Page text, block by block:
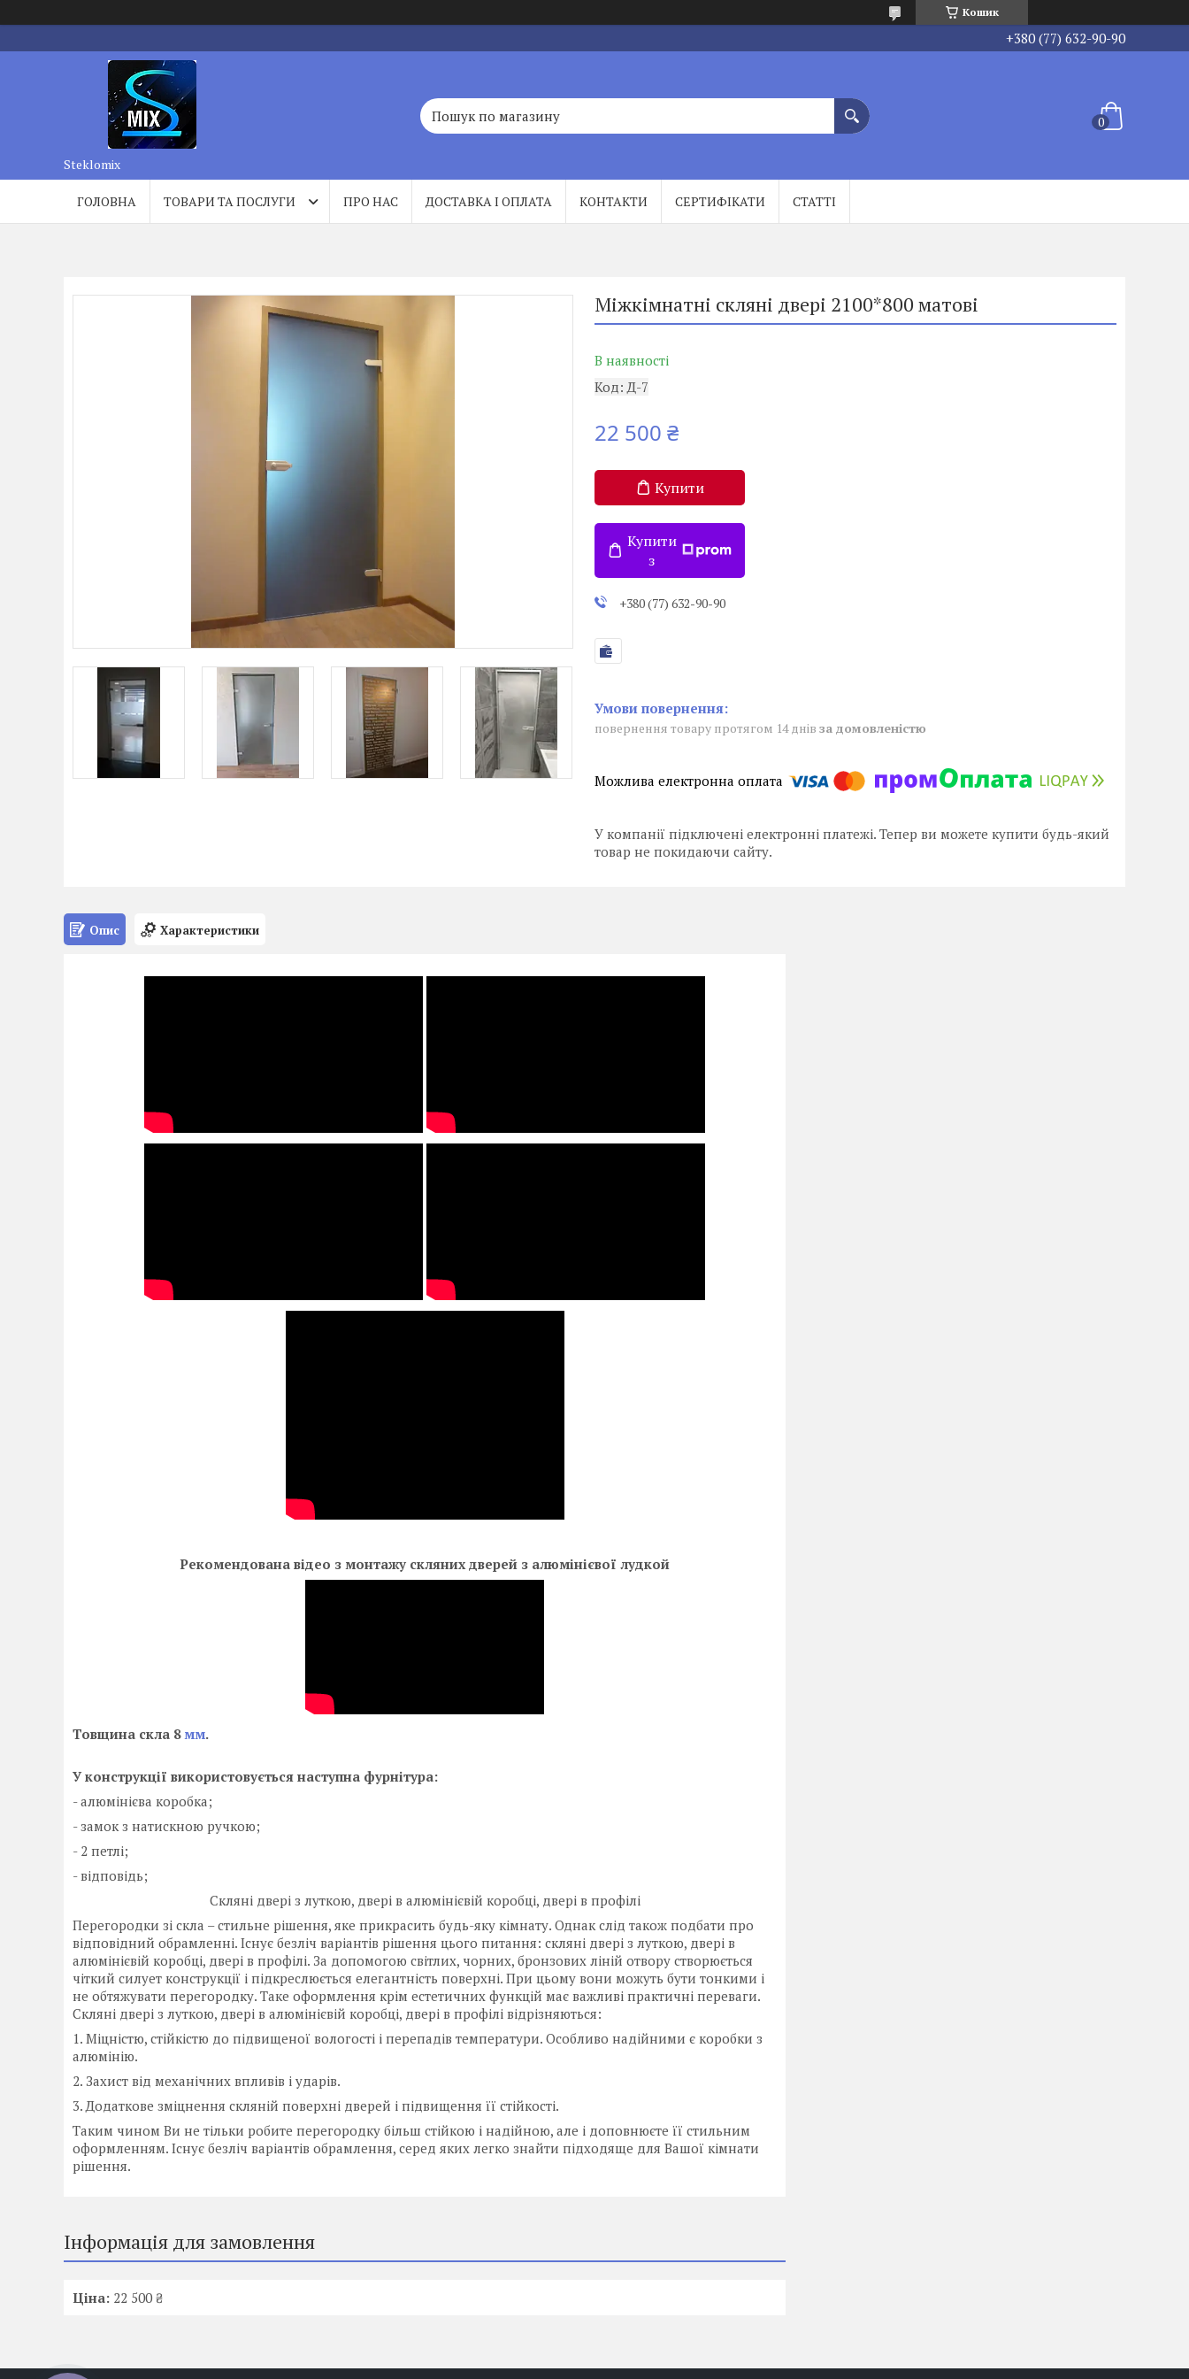
Кошик
+380 (77) 632-90-90
Steklomix
ГОЛОВНА ТОВАРИ ТА ПОСЛУГИ ПРО НАС ДОСТАВКА І ОПЛАТА КОНТАКТИ СЕРТИФІКАТИ СТАТТІ
Міжкімнатні скляні двері 2100*800 матові
В наявності
Код:Д-7
22 500 ₴
Купити
Купити
з
+380 (77) 632-90-90
повернення товару протягом 14 днів за домовленістю
У компанії підключені електронні платежі. Тепер ви можете купити будь-який
товар не покидаючи сайту.
Опис Характеристики
Рекомендована відео з монтажу скляних дверей з алюмінієвої лудкой
Товщина скла 8мм.
У конструкції використовується наступна фурнітура:
- алюмінієва коробка;
- замок з натискною ручкою;
- 2 петлі;
- відповідь;
Скляні двері з луткою, двері в алюмінієвій коробці, двері в профілі
Перегородки зі скла – стильне рішення, яке прикрасить будь-яку кімнату. Однак слід також подбати про
відповідний обрамленні. Існує безліч варіантів рішення цього питання: скляні двері з луткою, двері в
алюмінієвій коробці, двері в профілі. За допомогою світлих, чорних, бронзових ліній отвору створюється
чіткий силует конструкції і підкреслюється елегантність поверхні. При цьому вони можуть бути тонкими і
не обтяжувати перегородку. Таке оформлення крім естетичних функцій має важливі практичні переваги.
Скляні двері з луткою, двері в алюмінієвій коробці, двері в профілі відрізняються:
1. Міцністю, стійкістю до підвищеної вологості і перепадів температури. Особливо надійними є коробки з
алюмінію.
2. Захист від механічних впливів і ударів.
3. Додаткове зміцнення скляній поверхні дверей і підвищення її стійкості.
Таким чином Ви не тільки робите перегородку більш стійкою і надійною, але і доповнюєте її стильним
оформленням. Існує безліч варіантів обрамлення, серед яких легко знайти підходяще для Вашої кімнати
рішення.
Інформація для замовлення
Ціна: 22 500 ₴